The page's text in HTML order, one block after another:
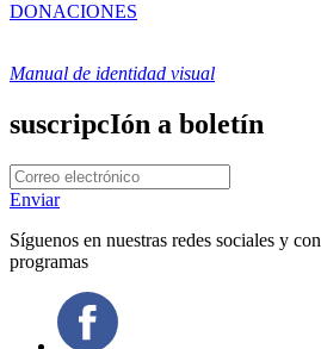
DONACIONES
Manual de identidad visual
suscripcIón a boletín
Enviar
Síguenos en nuestras redes sociales y
programas